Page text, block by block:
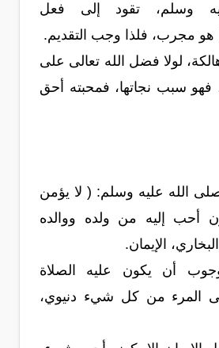
وسلم، تقود إلى فعل
هو مجرب، فلذا وجب التقديم.
لولا فضل الله تعالى على
فهو سبب نجاتها، فمحبته أحق
الله عليه وسلم: ( لا يؤمن
أحب إليه من ولده ووالده
الإيمان.
أن يكون عليه الصلاة
المرء من كل شيء دنيوي،